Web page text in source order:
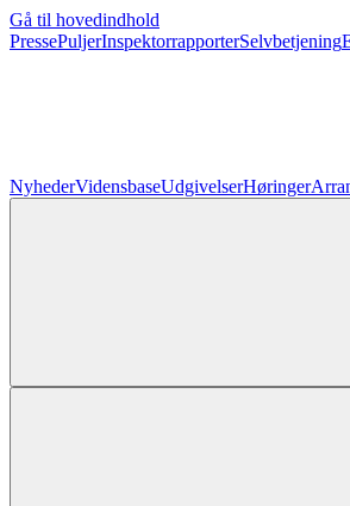
Gå til hovedindhold
PressePuljerInspektorrapporterSelvbetjening
NyhederVidensbaseUdgivelserHøringer